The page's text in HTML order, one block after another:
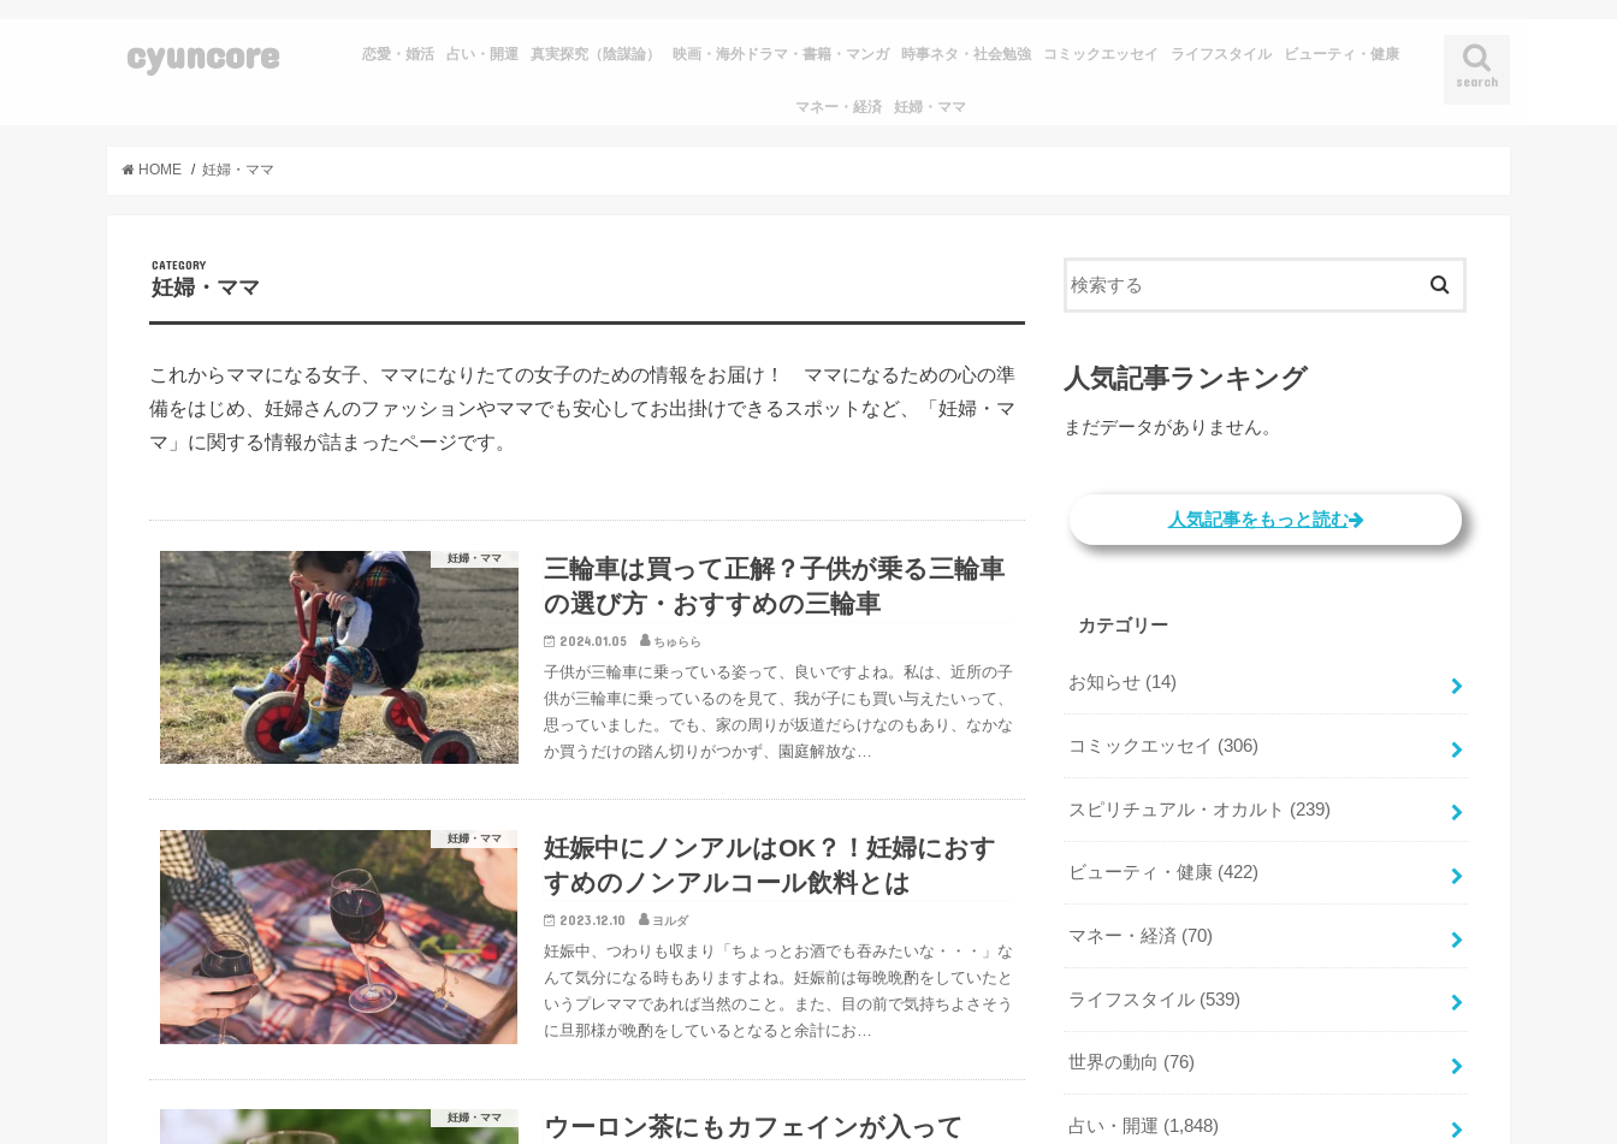
cyuncore
search
恋愛・婚活 占い・開運 真実探究（陰謀論） 映画・海外ドラマ・書籍・マンガ 時事ネタ・社会勉強 コミックエッセイ ライフスタイル ビューティ・健康
マネー・経済 妊婦・ママ
HOME 妊婦・ママ
妊婦・ママ
これからママになる女子、ママになりたての女子のための情報をお届け！ ママになるための心の準
備をはじめ、妊婦さんのファッションやママでも安心してお出掛けできるスポットなど、「妊婦・マ
マ」に関する情報が詰まったページです。
妊婦・ママ
三輪車は買って正解？子供が乗る三輪車
の選び方・おすすめの三輪車
2024.01.05 ちゅらら
子供が三輪車に乗っている姿って、良いですよね。私は、近所の子
供が三輪車に乗っているのを見て、我が子にも買い与えたいって、
思っていました。でも、家の周りが坂道だらけなのもあり、なかな
か買うだけの踏ん切りがつかず、園庭解放な…
妊婦・ママ
妊娠中にノンアルはOK？！妊婦におす
すめのノンアルコール飲料とは
2023.12.10 ヨルダ
妊娠中、つわりも収まり「ちょっとお酒でも吞みたいな・・・」な
んて気分になる時もありますよね。妊娠前は毎晩晩酌をしていたと
いうプレママであれば当然のこと。また、目の前で気持ちよさそう
に旦那様が晩酌をしているとなると余計にお…
妊婦・ママ
ウーロン茶にもカフェインが入って
人気記事ランキング
まだデータがありません。
人気記事をもっと読む
カテゴリー
お知らせ (14)
コミックエッセイ (306)
スピリチュアル・オカルト (239)
ビューティ・健康 (422)
マネー・経済 (70)
ライフスタイル (539)
世界の動向 (76)
占い・開運 (1,848)